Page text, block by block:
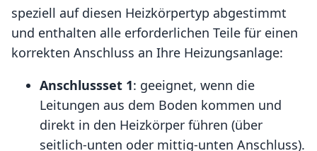
speziell auf diesen Heizkörpertyp abgestimmt
und enthalten alle erforderlichen Teile für einen
korrekten Anschluss an Ihre Heizungsanlage:
Anschlussset 1: geeignet, wenn die
Leitungen aus dem Boden kommen und
direkt in den Heizkörper führen (über
seitlich-unten oder mittig-unten Anschluss).